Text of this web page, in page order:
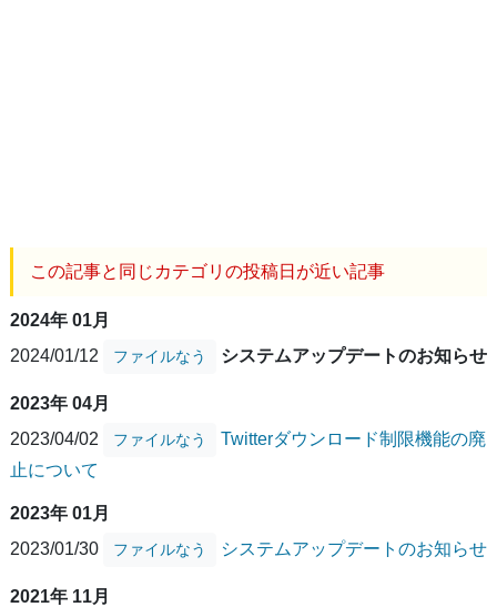
この記事と同じカテゴリの投稿日が近い記事
2024年 01月
2024/01/12
ファイルなう システムアップデートのお知らせ
2023年 04月
2023/04/02
ファイルなう
Twitterダウンロード制限機能の廃
止について
2023年 01月
2023/01/30
ファイルなう システムアップデートのお知らせ
2021年 11月